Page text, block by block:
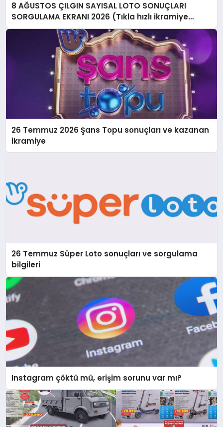
8 AĞUSTOS ÇILGIN SAYISAL LOTO SONUÇLARI
SORGULAMA EKRANI 2026 (Tıkla hızlı ikramiye
sonucu sorgulama ekranı) || Milli Piyango Online
Çılgın Sayısal Loto sonuçları açıklandı! İşte Sayısal
Loto’da kazanan numaralar listesi…
26 Temmuz 2026 Şans Topu sonuçları ve kazanan
ikramiye
26 Temmuz Süper Loto sonuçları ve sorgulama
bilgileri
Instagram çöktü mü, erişim sorunu var mı?